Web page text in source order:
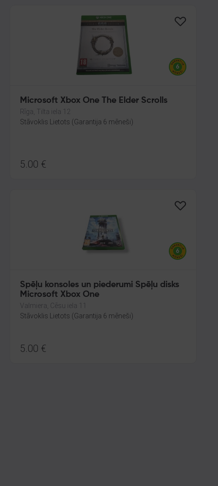
Microsoft Xbox One The Elder Scrolls
Rīga, Tilta iela 12
Stāvoklis Lietots (Garantija 6 mēneši)
5.00 €
Spēļu konsoles un piederumi Spēļu disks
Microsoft Xbox One
Valmiera, Cēsu iela 11
Stāvoklis Lietots (Garantija 6 mēneši)
5.00 €